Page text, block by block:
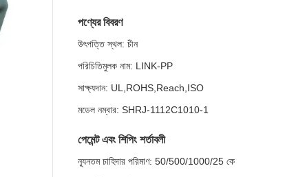
পণ্যের বিবরণ
উৎপত্তি স্থল: চীন
পরিচিতিমুলক নাম: LINK-PP
সাক্ষ্যদান: UL,ROHS,Reach,ISO
মডেল নম্বার: SHRJ-1112C1010-1
পেমেন্ট এবং শিপিং শর্তাবলী
ন্যূনতম চাহিদার পরিমাণ: 50/500/1000/25 কে